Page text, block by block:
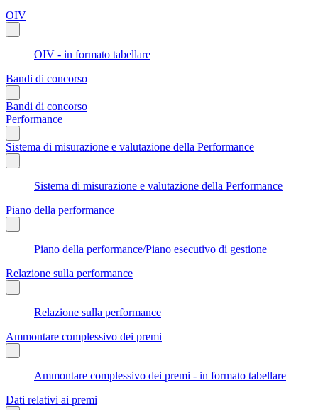
OIV
OIV - in formato tabellare
Bandi di concorso
Bandi di concorso
Performance
Sistema di misurazione e valutazione della Performance
Sistema di misurazione e valutazione della Performance
Piano della performance
Piano della performance/Piano esecutivo di gestione
Relazione sulla performance
Relazione sulla performance
Ammontare complessivo dei premi
Ammontare complessivo dei premi - in formato tabellare
Dati relativi ai premi